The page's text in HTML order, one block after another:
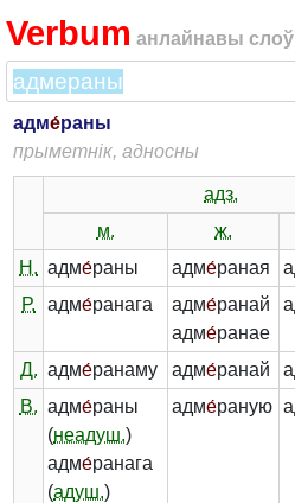
Verbum анлайнавы
адме́раны
прыметнік, адносны
адз.
м.
ж.
Н. адме́раны адме́раная
Р.
адме́ранага адме́ранай
адме́ранае
Д. адме́ранаму адме́ранай
В. адме́раны
(неадуш.)
адме́ранага
(адуш.)
адме́раную